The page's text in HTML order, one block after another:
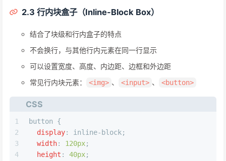
2.3 行内块盒子（Inline-Block Box）
结合了块级和行内盒子的特点
不会换行，与其他行内元素在同一行显示
可以设置宽度、高度、内边距、边框和外边距
常见行内块元素：
<img> 、 <input> 、 <button>
CSS
1
2
3
4
button {
display: inline-block;
width: 120px;
height : 40px;